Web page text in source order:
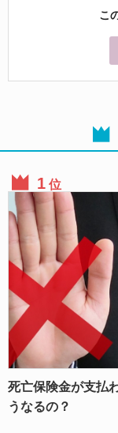
こ
位
死亡保険金が支払
うなるの？